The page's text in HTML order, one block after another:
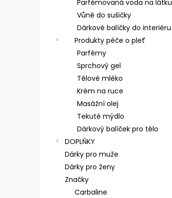
Parfémovaná voda na látku
Vůně do sušičky
Dárkové balíčky do interiéru
Produkty péče o pleť
Parfémy
Sprchový gel
Tělové mléko
Krém na ruce
Masážní olej
Tekuté mýdlo
Dárkový balíček pro tělo
DOPLŇKY
Dárky pro muže
Dárky pro ženy
Značky
Carbaline